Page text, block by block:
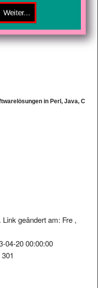
in Perl, Java, C
geändert am: Fre ,
04-20 00:00:00